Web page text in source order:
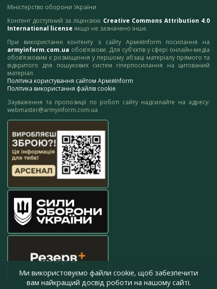
Міністерство оборони України
Контент доступний за ліцензією Creative Commons Attribution 4.0
International license якщо не зазначено інше.
При використанні контенту з сайту АрміяInform посилання на
armyinform.com.ua обов’язкове. Для суб’єктів у сфері онлайн-медіа
обов’язковим є розміщення у першому абзаці матеріалу прямого та
відкритого для пошукових систем гіперпосилання на цитований
матеріал.
Політика користування сайтом АрміяInform
Політика використання файлів cookie
Зауваження та пропозиції по роботі сайту надсилайте на адресу:
webmaster@armyinform.com.ua
Ми використовуємо файли cookie, щоб забезпечити
вам найкращий досвід роботи на нашому сайті.